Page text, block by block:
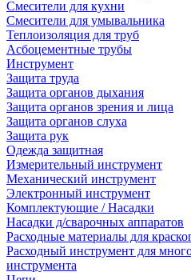
Смесители для кухни
Смесители для умывальника
Теплоизоляция для труб
Асбоцементные трубы
Инструмент
Защита труда
Защита органов дыхания
Защита органов зрения и лица
Защита органов слуха
Защита рук
Одежда защитная
Измерительный инструмент
Механический инструмент
Электронный инструмент
Комплектующие / Насадки
Насадки д/сварочных аппаратов
Расходные материалы для
Расходный инструмент для
инструмента